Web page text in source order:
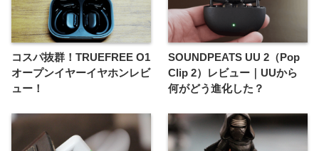
コスパ抜群！TRUEFREE O1
オープンイヤーイヤホンレビ
ュー！
SOUNDPEATS UU 2（Pop
Clip 2）レビュー｜UUから
何がどう進化した？